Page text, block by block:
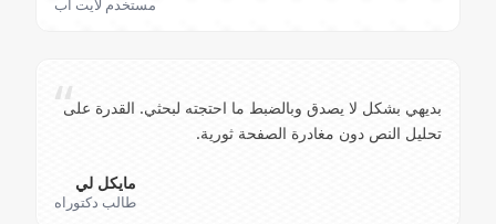
مستخدم لايت أب
“بديهي بشكل لا يصدق وبالضبط ما احتجته لبحثي. القدرة على
تحليل النص دون مغادرة الصفحة ثورية.
مايكل لي
طالب دكتوراه